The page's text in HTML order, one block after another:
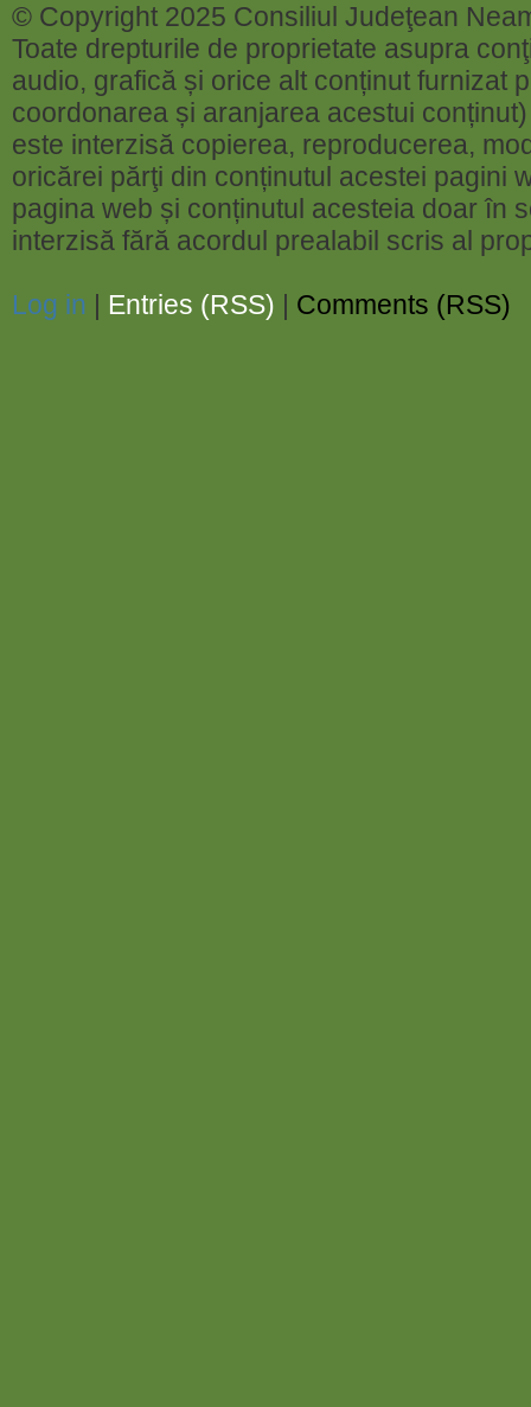
© Copyright 2025 Consiliul Judeţean
Toate drepturile de proprietate asupra
audio, grafică și orice alt conținut furnizat
coordonarea și aranjarea acestui
este interzisă copierea, reproducerea,
oricărei părţi din conținutul acestei pagini
pagina web și conținutul acesteia doar în
interzisă fără acordul prealabil scris al
Log in | Entries (RSS) | Comments (RSS)